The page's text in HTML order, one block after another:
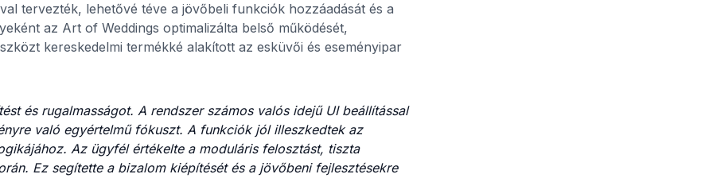
tervezték, lehetővé téve a jövőbeli funkciók hozzáadását és a
az Art of Weddings optimalizálta belső működését,
kereskedelmi termékké alakított az esküvői és eseményipar
és rugalmasságot. A rendszer számos valós idejű UI beállítással
való egyértelmű fókuszt. A funkciók jól illeszkedtek az
Az ügyfél értékelte a moduláris felosztást, tiszta
Ez segítette a bizalom kiépítését és a jövőbeni fejlesztésekre